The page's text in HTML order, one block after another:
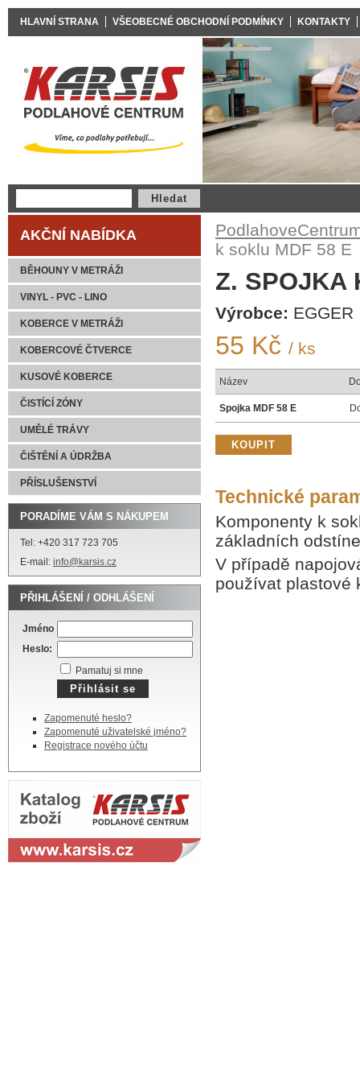
AKČNÍ NABÍDKA
BĚHOUNY V METRÁŽI
VINYL - PVC - LINO
KOBERCE V METRÁŽI
KOBERCOVÉ ČTVERCE
KUSOVÉ KOBERCE
ČISTÍCÍ ZÓNY
UMĚLÉ TRÁVY
ČIŠTĚNÍ A ÚDRŽBA
PŘÍSLUŠENSTVÍ
PORADÍME VÁM S NÁKUPEM
Tel: +420 317 723 705
E-mail: info@karsis.cz
PŘIHLÁŠENÍ / ODHLÁŠENÍ
Jméno
Heslo:
Pamatuj si mne
Zapomenuté heslo?
Zapomenuté uživatelské jméno?
Registrace nového účtu
k soklu MDF 58 E
Z. SPOJKA
Výrobce: EGGER
55 Kč / ks
Název
Spojka MDF 58 E
Technické
Komponenty k
základních
V případě
používat plastové
HLAVNÍ STRANA VŠEOBECNÉ OBCHODNÍ PODMÍNKY KONTAKTY